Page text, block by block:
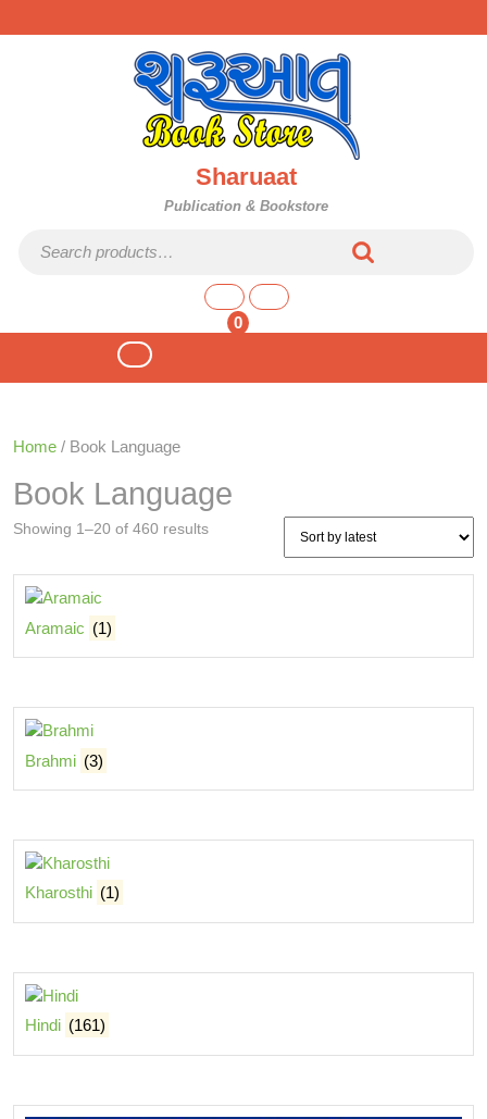
to
Sharuaat
Publication & Bookstore
0
shopping
Open
Home / Book Language
Book Language
Showing 1–20 of 460 resultsSorted
latest
Aramaic (1)
Brahmi (3)
Kharosthi (1)
Hindi (161)